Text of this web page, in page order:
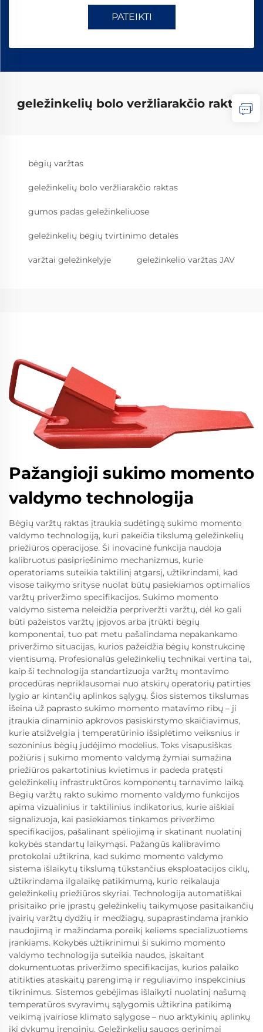
PATEIKTI
geležinkelių bolo veržliarakčio raktas
bėgių varžtas
geležinkelių bolo veržliarakčio raktas
gumos padas geležinkeliuose
geležinkelių bėgių tvirtinimo detalės
varžtai geležinkelyje geležinkelio varžtas JAV
Pažangioji sukimo momento
valdymo technologija
Bėgių varžtų raktas įtraukia sudėtingą sukimo momento
valdymo technologiją, kuri pakeičia tikslumą geležinkelių
priežiūros operacijose. Ši inovacinė funkcija naudoja
kalibruotus pasipriešinimo mechanizmus, kurie
operatoriams suteikia taktilinį atgarsį, užtikrindami, kad
visose taikymo srityse nuolat būtų pasiekiamos optimalios
varžtų priveržimo specifikacijos. Sukimo momento
valdymo sistema neleidžia perpriveržti varžtų, dėl ko gali
būti pažeistos varžtų įpjovos arba įtrūkti bėgių
komponentai, tuo pat metu pašalindama nepakankamo
priveržimo situacijas, kurios pažeidžia bėgių konstrukcinę
vientisumą. Profesionalūs geležinkelių technikai vertina tai,
kaip ši technologija standartizuoja varžtų montavimo
procedūras nepriklausomai nuo atskirų operatorių patirties
lygio ar kintančių aplinkos sąlygų. Šios sistemos tikslumas
išeina už paprasto sukimo momento matavimo ribų – ji
įtraukia dinaminio apkrovos pasiskirstymo skaičiavimus,
kurie atsižvelgia į temperatūrinio išsiplėtimo veiksnius ir
sezoninius bėgių judėjimo modelius. Toks visapusiškas
požiūris į sukimo momento valdymą žymiai sumažina
priežiūros pakartotinius kvietimus ir padeda pratęsti
geležinkelių infrastruktūros komponentų tarnavimo laiką.
Bėgių varžtų rakto sukimo momento valdymo funkcijos
apima vizualinius ir taktilinius indikatorius, kurie aiškiai
signalizuoja, kai pasiekiamos tinkamos priveržimo
specifikacijos, pašalinant spėliojimą ir skatinant nuolatinį
kokybės standartų laikymąsi. Pažangūs kalibravimo
protokolai užtikrina, kad sukimo momento valdymo
sistema išlaikytų tikslumą tūkstančius eksploatacijos ciklų,
užtikrindama ilgalaikę patikimumą, kurio reikalauja
geležinkelių priežiūros skyriai. Technologija automatiškai
prisitaiko prie įprastų geležinkelių taikymųose pasitaikančių
įvairių varžtų dydžių ir medžiagų, supaprastindama įrankio
naudojimą ir mažindama poreikį keliems specializuotiems
įrankiams. Kokybės užtikrinimui ši sukimo momento
valdymo technologija suteikia naudos, įskaitant
dokumentuotas priveržimo specifikacijas, kurios palaiko
atitikties ataskaitų parengimą ir reguliavimo inspekcinius
tikrinimus. Sistemos gebėjimas išlaikyti nuolatinį našumą
temperatūros svyravimų sąlygomis užtikrina patikimą
veikimą įvairiose klimato sąlygose – nuo arktykinių aplinkų
iki dykumų įrenginių. Geležinkelių saugos gerinimai